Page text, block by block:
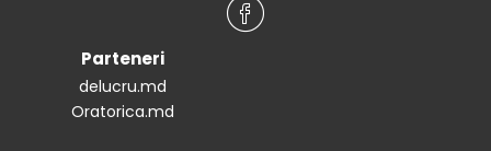
Parteneri
delucru.md
Oratorica.md